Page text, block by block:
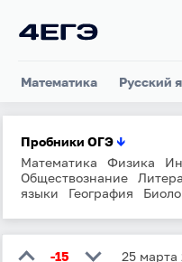
Математика Русский
Пробники ОГЭ ↓
Математика
Физика
Обществознание
языки
География
-15 25 марта